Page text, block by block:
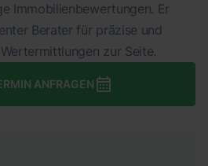
Immobilienbewertungen. Er
Berater für präzise und
zur Seite.
ANFRAGEN